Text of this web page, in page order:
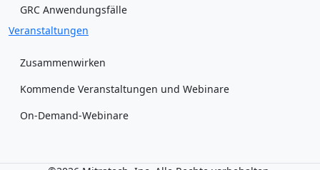
GRC Anwendungsfälle
Veranstaltungen
Zusammenwirken
Kommende Veranstaltungen und Webinare
On-Demand-Webinare